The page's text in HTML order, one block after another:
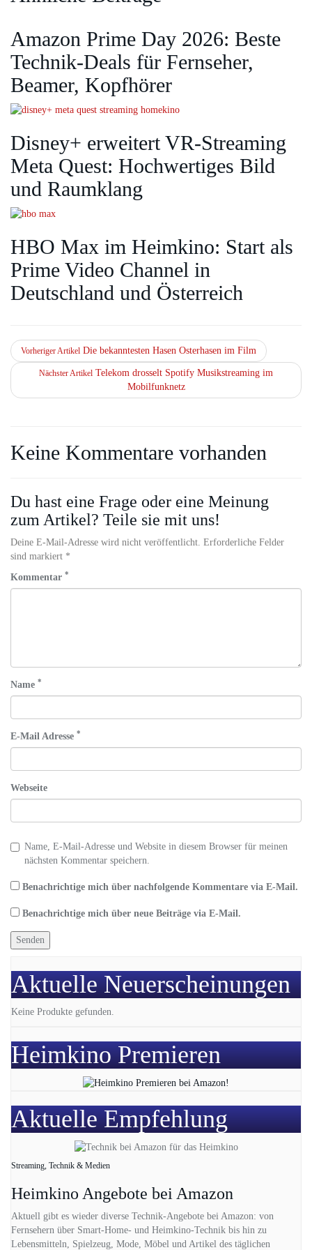
Amazon Prime Day 2026: Beste
Technik-Deals für Fernseher,
Beamer, Kopfhörer
Disney+ erweitert VR‑Streaming
Meta Quest: Hochwertiges Bild
und Raumklang
HBO Max im Heimkino: Start als
Prime Video Channel in
Deutschland und Österreich
Vorheriger Artikel Die bekanntesten Hasen Osterhasen im Film
Nächster Artikel Telekom drosselt Spotify Musikstreaming im
Mobilfunknetz
Keine Kommentare vorhanden
Du hast eine Frage oder eine Meinung
zum Artikel? Teile sie mit uns!
Deine E-Mail-Adresse wird nicht veröffentlicht. Erforderliche Felder
sind markiert *
Kommentar *
Name *
E-Mail Adresse *
Webseite
Name, E-Mail-Adresse und Website in diesem Browser für meinen
nächsten Kommentar speichern.
Benachrichtige mich über nachfolgende Kommentare via E-Mail.
Benachrichtige mich über neue Beiträge via E-Mail.
Aktuelle Neuerscheinungen
Keine Produkte gefunden.
Heimkino Premieren
Aktuelle Empfehlung
Streaming, Technik & Medien
Heimkino Angebote bei Amazon
Aktuell gibt es wieder diverse Technik-Angebote bei Amazon: von
Fernsehern über Smart-Home- und Heimkino-Technik bis hin zu
Lebensmitteln, Spielzeug, Mode, Möbel und Artikel des täglichen